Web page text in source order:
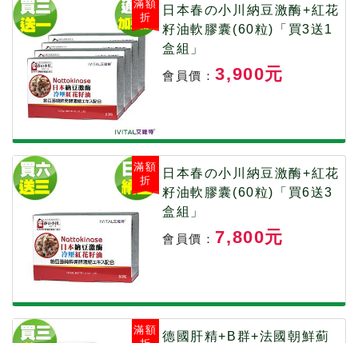
滿額
折
日本春の小川納豆激酶+紅花
籽油軟膠囊(60粒)「買3送1
盒組」
會員價：3,900元
滿額
折
日本春の小川納豆激酶+紅花
籽油軟膠囊(60粒)「買6送3
盒組」
會員價： 7,800元
滿額 德國肝精+B群+法國朝鮮薊